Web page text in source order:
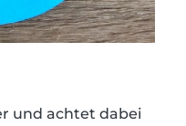
und achtet dabei